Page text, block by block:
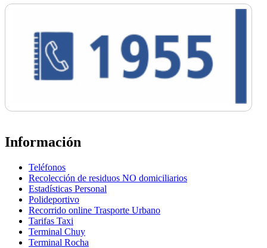
Información
Teléfonos
Recolección de residuos NO domiciliarios
Estadísticas Personal
Polideportivo
Recorrido online Trasporte Urbano
Tarifas Taxi
Terminal Chuy
Terminal Rocha